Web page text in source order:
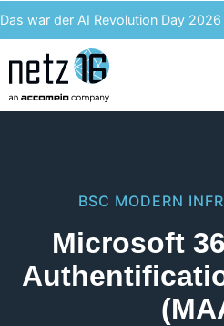
Das war der AI Revolution Day 2026
Kern AI wird accompio AI
Unser Event des Jahres – Wir
BSC MODERN
Microsoft